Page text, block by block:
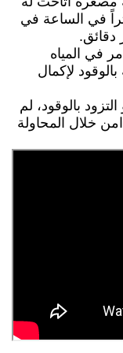
وصلت إلى 190 كيلومتراً في الساعة في
دقائق.
في المياه
لإكمال
بالوقود، لم
خلال المحاولة